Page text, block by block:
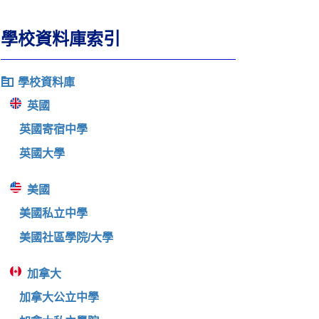
學校資料庫索引
學校資料庫
英國
英國寄宿中學
英國大學
美國
美國私立中學
美國社區學院/大學
加拿大
加拿大公立中學